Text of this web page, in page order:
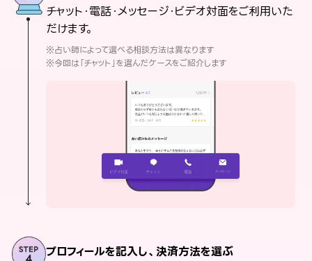
チャット・電話・メッセージ・ビデオ対面をご利用いた
だけます。
※占い師によって選べる相談方法は異なります
※今回は「チャット」を選んだケースをご紹介します
プロフィールを記入し、決済方法を選ぶ